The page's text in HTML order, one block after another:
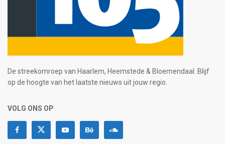
De streekomroep van Haarlem, Heemstede & Bloemendaal. Blijf
op de hoogte van het laatste nieuws uit jouw regio.
VOLG ONS OP